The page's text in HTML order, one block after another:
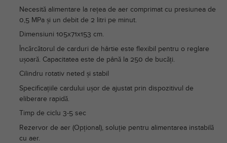
Necesită alimentare la rețea de aer comprimat cu presiunea de
0,5 MPa și un debit de 2 litri pe minut.
Dimensiuni 105x71x153 cm.
Încărcătorul de carduri de hârtie este flexibil pentru o reglare
ușoară. Capacitatea este de până la 250 de bucăți.
Cilindru rotativ neted și stabil
Specificațiile cardului ușor de ajustat prin dispozitivul de
eliberare rapidă.
Timp de ciclu 3-5 sec
Rezervor de aer (Opțional), soluție pentru alimentarea instabilă
cu aer.